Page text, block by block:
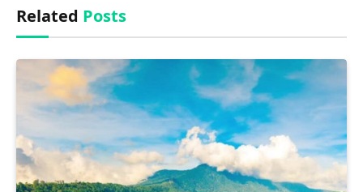
Related Posts